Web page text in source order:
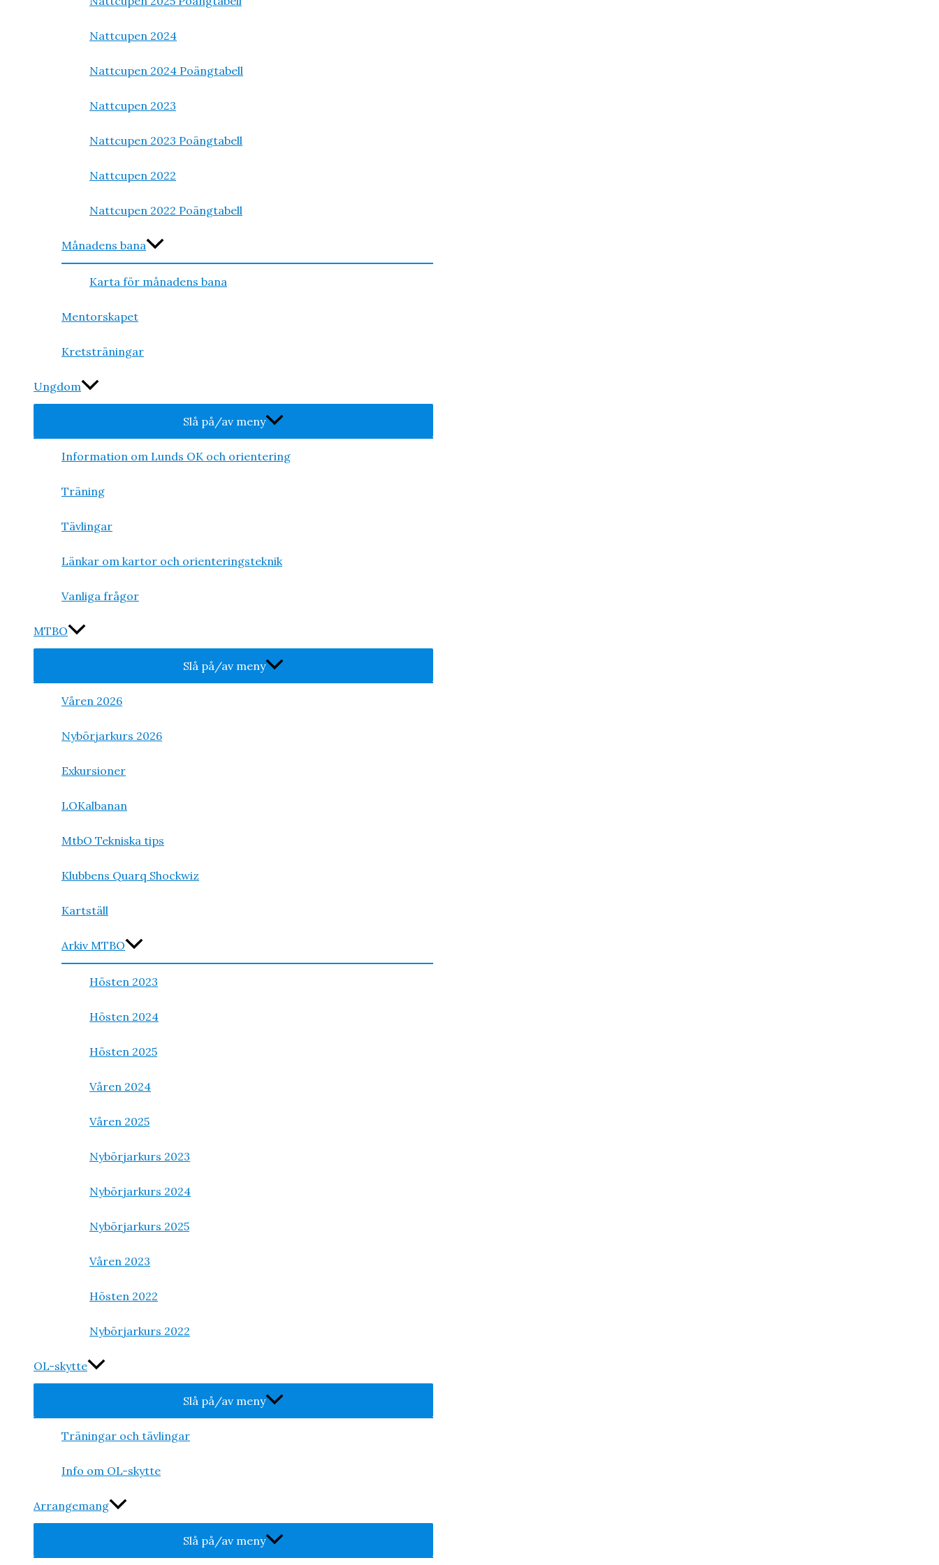
Nattcupen 2024
Nattcupen 2024 Poängtabell
Nattcupen 2023
Nattcupen 2023 Poängtabell
Nattcupen 2022
Nattcupen 2022 Poängtabell
Månadens bana
Karta för månadens bana
Mentorskapet
Kretsträningar
Ungdom
Slå på/av meny
Information om Lunds OK och orientering
Träning
Tävlingar
Länkar om kartor och orienteringsteknik
Vanliga frågor
MTBO
Slå på/av meny
Våren 2026
Nybörjarkurs 2026
Exkursioner
LOKalbanan
MtbO Tekniska tips
Klubbens Quarq Shockwiz
Kartställ
Arkiv MTBO
Hösten 2023
Hösten 2024
Hösten 2025
Våren 2024
Våren 2025
Nybörjarkurs 2023
Nybörjarkurs 2024
Nybörjarkurs 2025
Våren 2023
Hösten 2022
Nybörjarkurs 2022
OL-skytte
Slå på/av meny
Träningar och tävlingar
Info om OL-skytte
Arrangemang
Slå på/av meny